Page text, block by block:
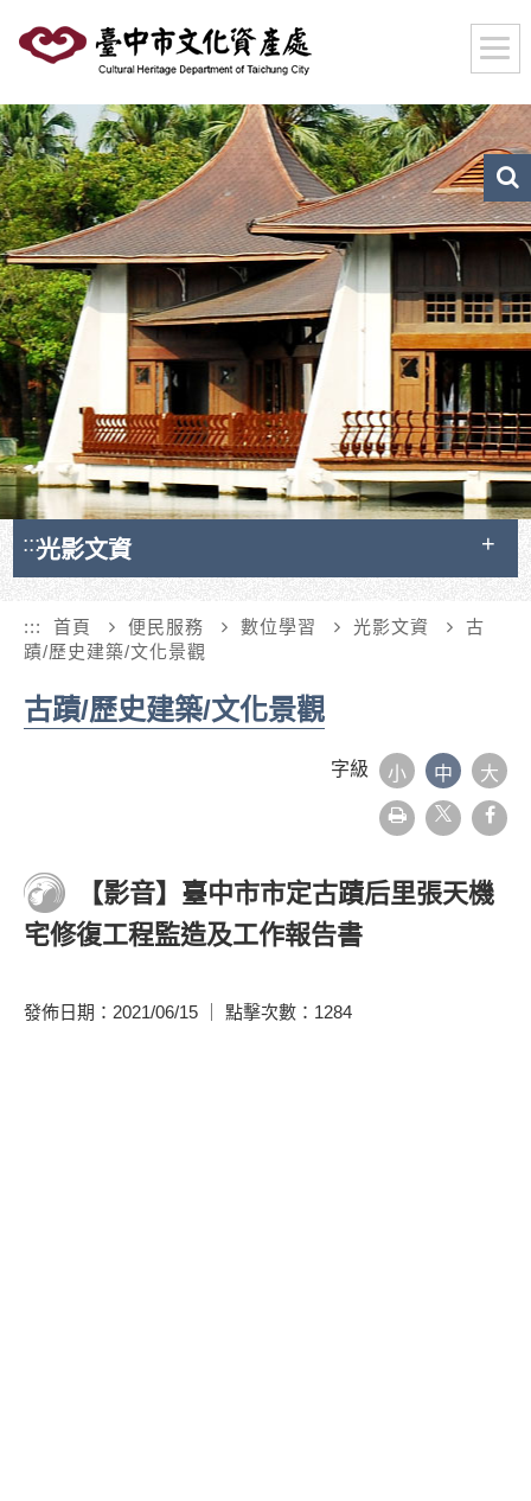
要
內
容
區
塊
:::光影文資
::: 首頁 便民服務 數位學習 光影文資
古
蹟/歷史建築/文化景觀
古蹟/歷史建築/文化景觀
字級 小 中 大
友
善
【影音】臺中市市定古蹟后里張天機
宅修復工程監造及工作報告書
發佈日期：2021/06/15 ｜ 點擊次數：1284
文
化
資
搜
尋